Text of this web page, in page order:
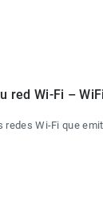
red Wi-Fi – WiFi
Wi-Fi que